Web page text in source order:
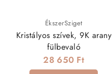
ÉkszerSziget
Kristályos szívek, 9K arany
fülbevaló
28 650 Ft